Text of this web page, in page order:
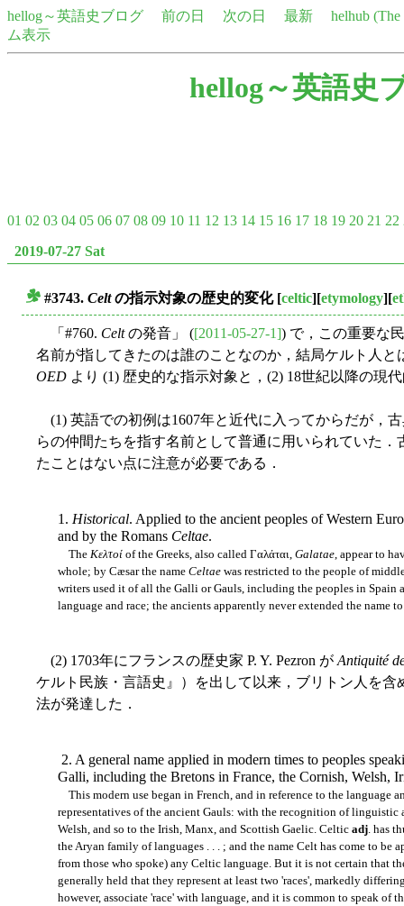
hellog～英語史ブログ 前の日 次の日 最新
helhub
ム表示
hellog～英語史
01 02 03 04 05 06 07 08 09 10 11 12 13 14 15 16 17 18 19 20 21 22
2019-07-27 Sat
#3743. Celtの指示対象の歴史的変化[celtic][etymology][
「#760. Celtの発音」 ([2011-05-27-1]) で，この重要な
名前が指してきたのは誰のことなのか，結局ケルト人
OED より (1) 歴史的な指示対象と，(2) 18世紀以降の現
(1) 英語での初例は1607年と近代に入ってからだが，
らの仲間たちを指す名前として普通に用いられていた
たことはない点に注意が必要である．
1. Historical. Applied to the ancient peoples of Western
and by the Romans Celtae.
The Κελτοί of the Greeks, also called Γαλάται, Galatae , appear to
whole; by Cæsar the name Celtae was restricted to the people of
writers used it of all the Galli or Gauls, including the peoples in Spain
language and race; the ancients apparently never extended the name
(2) 1703年にフランスの歴史家 P. Y. Pezron が Antiquité
ケルト民族・言語史』）を出して以来，ブリトン人を
法が発達した．
2. A general name applied in modern times to peoples
Galli, including the Bretons in France, the Cornish, Welsh,
This modern use began in French, and in reference to the language
representatives of the ancient Gauls: with the recognition of
Welsh, and so to the Irish, Manx, and Scottish Gaelic. Celtic adj . has
the Aryan family of languages . . . ; and the name Celt has come to be
from those who spoke) any Celtic language. But it is not certain that
generally held that they represent at least two 'races', markedly
however, associate 'race' with language, and it is common to speak of